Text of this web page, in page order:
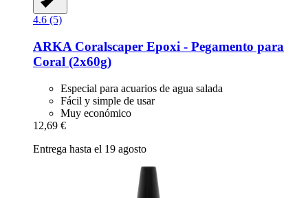
4.6 (5)
ARKA Coralscaper Epoxi -​ Pegamento para
Coral (2x60g)
Especial para acuarios de agua salada
Fácil y simple de usar
Muy económico
12,69 €
Entrega hasta el 19 agosto